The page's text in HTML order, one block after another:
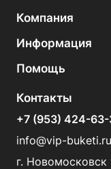
Компания
Информация
Помощь
Контакты
+7 (953) 424-
info@vip-buketi.ru
г.